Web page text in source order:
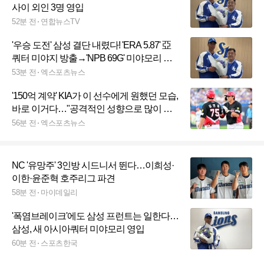
사이 외인 3명 영입
52분 전 연합뉴스TV
'우승 도전' 삼성 결단 내렸다! 'ERA 5.87' 亞
쿼터 미야지 방출→'NPB 69G' 미야모리 영
입 [공식발표]
53분 전 엑스포츠뉴스
'150억 계약' KIA가 이 선수에게 원했던 모습,
바로 이거다…"공격적인 성향으로 많이 바
뀌다 보니"
56분 전 엑스포츠뉴스
NC '유망주' 3인방 시드니서 뛴다…이희성·
이한·윤준혁 호주리그 파견
58분 전 마이데일리
'폭염브레이크'에도 삼성 프런트는 일한다…
삼성, 새 아시아쿼터 미야모리 영입
60분 전 스포츠한국